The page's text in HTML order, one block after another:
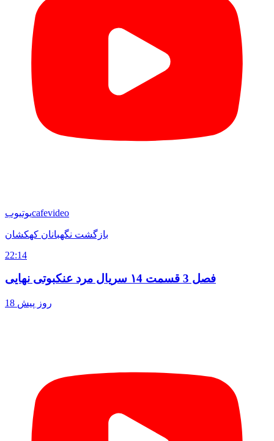
یوتیوبcafevideo
بازگشت نگهبانان کهکشان
22:14
فصل 3 قسمت ۱4 سریال مرد عنکبوتی نهایی
18 روز پیش